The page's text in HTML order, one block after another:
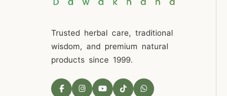
Trusted herbal care, traditional
wisdom, and premium natural
products since 1999.